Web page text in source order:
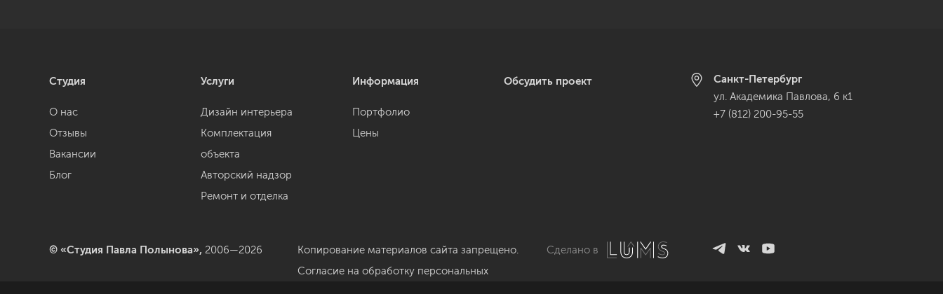
Студия
О нас
Отзывы
Вакансии
Блог
Услуги
Дизайн интерьера
Комплектация
объекта
Авторский надзор
Ремонт и отделка
Информация
Портфолио
Цены
Обсудить проект
Санкт-Петербург
ул. Академика Павлова, 6 к1
+7 (812) 200-95-55
© «Студия Павла Полынова», 2006—2026
Копирование материалов сайта запрещено.
Согласие на обработку персональных
Сделано в